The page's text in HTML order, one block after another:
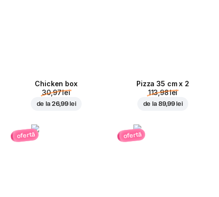
Chicken box
30,97 lei
de la 26,99 lei
Pizza 35 cm x 2
113,98 lei
de la 89,99 lei
ofertă ofertă